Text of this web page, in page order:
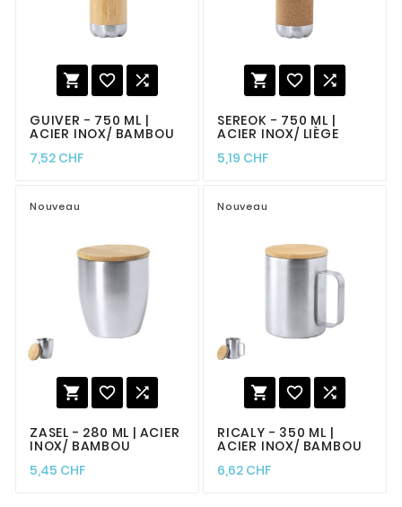
  
GUIVER - 750 ML |
ACIER INOX/ BAMBOU
7,52 CHF
  
SEREOK - 750 ML |
ACIER INOX/ LIÈGE
5,19 CHF
Nouveau
  
ZASEL - 280 ML | ACIER
INOX/ BAMBOU
5,45 CHF
Nouveau
  
RICALY - 350 ML |
ACIER INOX/ BAMBOU
6,62 CHF